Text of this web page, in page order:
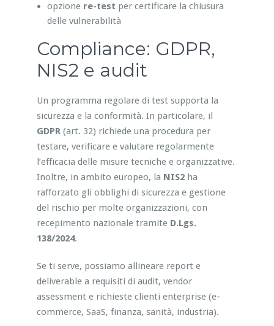
opzione re-test per certificare la chiusura
delle vulnerabilità
Compliance: GDPR,
NIS2 e audit
Un programma regolare di test supporta la
sicurezza e la conformità. In particolare, il
GDPR(art. 32) richiede una procedura per
testare, verificare e valutare regolarmente
l’efficacia delle misure tecniche e organizzative.
Inoltre, in ambito europeo, la NIS2ha
rafforzato gli obblighi di sicurezza e gestione
del rischio per molte organizzazioni, con
recepimento nazionale tramite D.Lgs.
138/2024.
Se ti serve, possiamo allineare report e
deliverable a requisiti di audit, vendor
assessment e richieste clienti enterprise (e-
commerce, SaaS, finanza, sanità, industria).